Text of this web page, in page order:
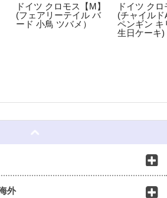
ドイツ クロモス【M】
(フェアリーテイル バ
ード 小鳥 ツバメ）
ドイツ ク
(チャイルド
ペンギン キ
生日ケーキ)
外